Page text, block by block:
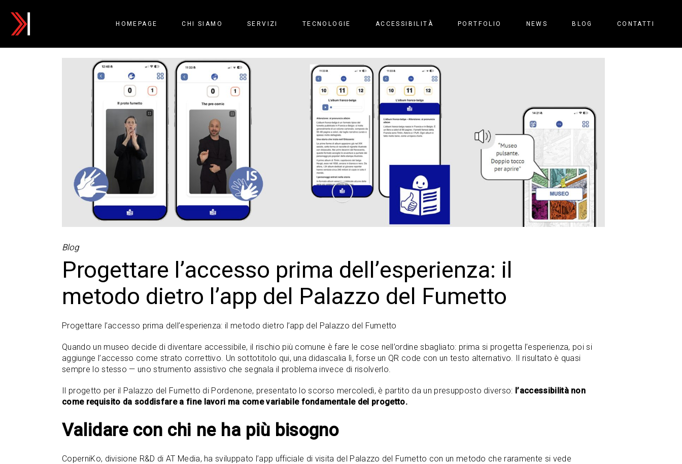
HOMEPAGE CHI SIAMO SERVIZI TECNOLOGIE ACCESSIBILITÀ PORTFOLIO NEWS BLOG CONTATTI
Blog
Progettare l’accesso prima dell’esperienza: il
metodo dietro l’app del Palazzo del Fumetto
Progettare l’accesso prima dell’esperienza: il metodo dietro l’app del Palazzo del Fumetto
Quando un museo decide di diventare accessibile, il rischio più comune è fare le cose nell’ordine sbagliato: prima si progetta l’esperienza, poi si
aggiunge l’accesso come strato correttivo. Un sottotitolo qui, una didascalia lì, forse un QR code con un testo alternativo. Il risultato è quasi
sempre lo stesso — uno strumento assistivo che segnala il problema invece di risolverlo.
Il progetto per il Palazzo del Fumetto di Pordenone, presentato lo scorso mercoledì, è partito da un presupposto diverso: l’accessibilità non
come requisito da soddisfare a fine lavori ma come variabile fondamentale del progetto.
Validare con chi ne ha più bisogno
CoperniKo, divisione R&D di AT Media, ha sviluppato l’app ufficiale di visita del Palazzo del Fumetto con un metodo che raramente si vede